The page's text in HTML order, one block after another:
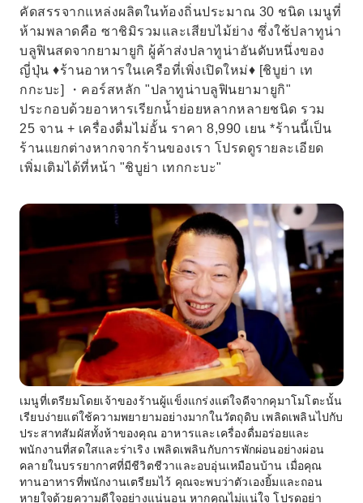
คัดสรรจากแหล่งผลิตในท้องถิ่นประมาณ 30 ชนิด เมนูที่
ห้ามพลาดคือ ซาชิมิรวมและเสียบไม้ย่าง ซึ่งใช้ปลาทูน่า
บลูฟินสดจากยามายูกิ ผู้ค้าส่งปลาทูน่าอันดับหนึ่งของ
ญี่ปุ่น ♦︎ร้านอาหารในเครือที่เพิ่งเปิดใหม่♦︎ [ชิบูย่า เท
กกะบะ] ・คอร์สหลัก "ปลาทูน่าบลูฟินยามายูกิ"
ประกอบด้วยอาหารเรียกน้ำย่อยหลากหลายชนิด รวม
25 จาน + เครื่องดื่มไม่อั้น ราคา 8,990 เยน *ร้านนี้เป็น
ร้านแยกต่างหากจากร้านของเรา โปรดดูรายละเอียด
เพิ่มเติมได้ที่หน้า "ชิบูย่า เทกกะบะ"
เมนูที่เตรียมโดยเจ้าของร้านผู้แข็งแกร่งแต่ใจดีจากคุมาโมโตะนั้น
เรียบง่ายแต่ใช้ความพยายามอย่างมากในวัตถุดิบ เพลิดเพลินไปกับ
ประสาทสัมผัสทั้งห้าของคุณ อาหารและเครื่องดื่มอร่อยและ
พนักงานที่สดใสและร่าเริง เพลิดเพลินกับการพักผ่อนอย่างผ่อน
คลายในบรรยากาศที่มีชีวิตชีวาและอบอุ่นเหมือนบ้าน เมื่อคุณ
ทานอาหารที่พนักงานเตรียมไว้ คุณจะพบว่าตัวเองยิ้มและถอน
หายใจด้วยความดีใจอย่างแน่นอน หากคุณไม่แน่ใจ โปรดอย่า